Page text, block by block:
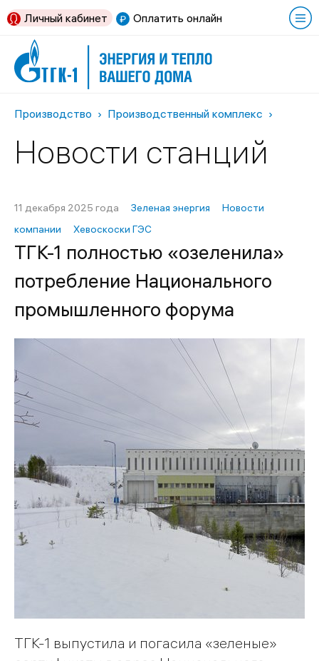
Оплатить онлайн
Личный кабинет
Производство Производственный комплекс
Новости станций
11 декабря 2025 года Зеленая энергия
Новости
компании
Хевоскоски ГЭС
ТГК-1 полностью «озеленила»
потребление Национального
промышленного форума
ТГК-1 выпустила и погасила «зеленые»